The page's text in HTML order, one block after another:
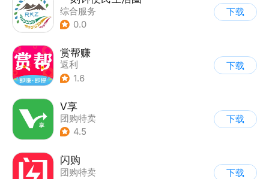
综合服务
0.0
下载
赏帮赚
返利
1.6
下载
V享
团购特卖
4.5
下载
闪购
团购特卖
下载